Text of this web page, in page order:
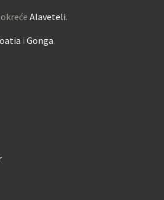
Alaveteli.
i Gonga.